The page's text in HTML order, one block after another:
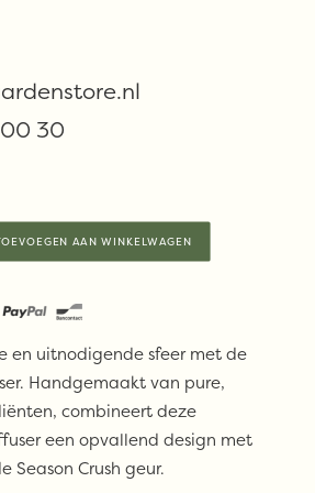
30
AAN WINKELWAGEN
en uitnodigende sfeer met de
Handgemaakt van pure,
combineert deze
een opvallend design met
Season Crush geur.